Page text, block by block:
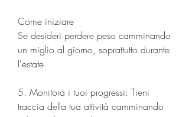
Come iniziare
Se desideri perdere peso camminando
un miglio al giorno, soprattutto durante
l'estate.
5. Monitora i tuoi progressi: Tieni
traccia della tua attività camminando